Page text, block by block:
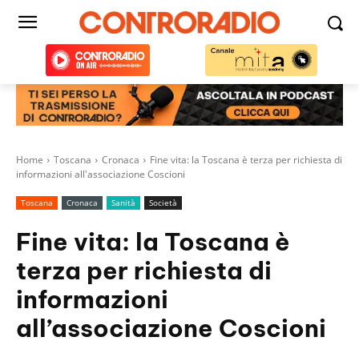
Home Toscana Cronaca
Fine vita: la Toscana è terza per richiesta di
informazioni all'associazione Coscioni
Toscana Cronaca Sanità Società
Fine vita: la Toscana è
terza per richiesta di
informazioni
all’associazione Coscioni